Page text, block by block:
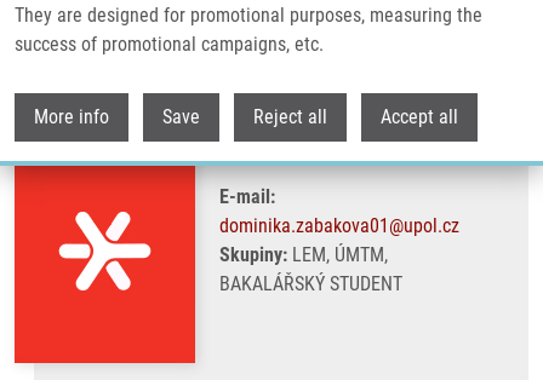
They are designed for promotional purposes, measuring the
success of promotional campaigns, etc.
More info Save Reject all Accept all
Zabáková Dominika
E-mail:
dominika.zabakova01@upol.cz
Skupiny:LEM, ÚMTM,
BAKALÁŘSKÝ STUDENT